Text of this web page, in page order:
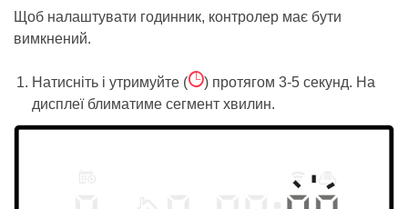
Щоб налаштувати годинник, контролер має бути
вимкнений.
Натисніть і утримуйте (Ê) протягом 3-5 секунд. На
дисплеї блиматиме сегмент хвилин.